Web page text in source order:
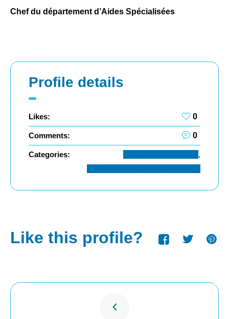
Chef du département d’Aides Spécialisées
Profile details
Likes: 0
Comments: 0
Categories:
,
Like this profile?